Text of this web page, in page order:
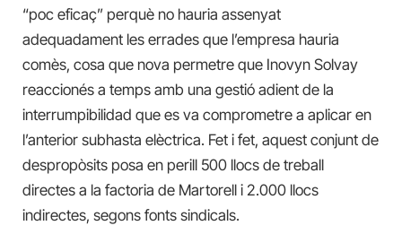
“poc eficaç” perquè no hauria assenyat
adequadament les errades que l’empresa hauria
comès, cosa que nova permetre que Inovyn Solvay
reaccionés a temps amb una gestió adient de la
interrumpibilidad que es va comprometre a aplicar en
l’anterior subhasta elèctrica. Fet i fet, aquest conjunt de
despropòsits posa en perill 500 llocs de treball
directes a la factoria de Martorell i 2.000 llocs
indirectes, segons fonts sindicals.